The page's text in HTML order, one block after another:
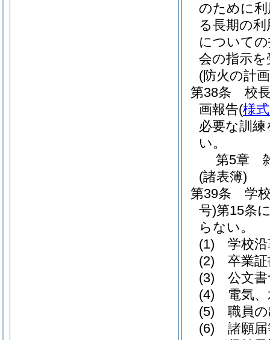
のために
る長期の
について
会の指示
(防火の計
第38条
校
画報告(様
必要な訓
い。
第5章
(諸表簿)
第39条
学
号)第15条
らない。
(1)
学校
(2)
卒業
(3)
公文
(4)
電気
(5)
職員
(6)
諸願